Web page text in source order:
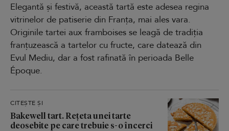
Elegantă și festivă, această tartă este adesea regina
vitrinelor de patiserie din Franța, mai ales vara.
Originile tartei aux framboises se leagă de tradiția
franțuzească a tartelor cu fructe, care datează din
Evul Mediu, dar a fost rafinată în perioada Belle
Époque.
CITEȘTE ȘI
Bakewell tart. Rețeta unei tarte
deosebite pe care trebuie s-o încerci